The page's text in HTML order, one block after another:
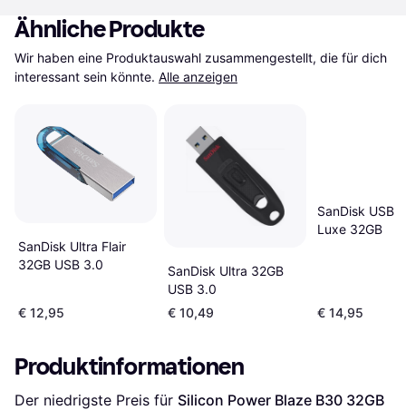
Ähnliche Produkte
Wir haben eine Produktauswahl zusammengestellt, die für dich
interessant sein könnte. Alle anzeigen
SanDisk Ultra Flair
32GB USB 3.0
€ 12,95
SanDisk Ultra 32GB
USB 3.0
€ 10,49
SanDisk USB
Luxe 32GB
€ 14,95
Produktinformationen
Der niedrigste Preis für Silicon Power Blaze B30 32GB